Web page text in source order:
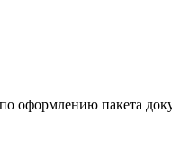
оформлению пакета